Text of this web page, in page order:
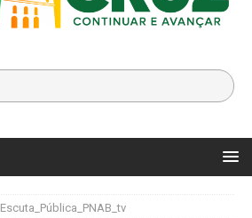
Escuta_Pública_PNAB_tv